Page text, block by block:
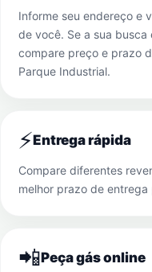
Informe seu endereço e
de você. Se a sua busca
compare preço e prazo
Parque Industrial.
⚡Entrega rápida
Compare diferentes
melhor prazo de entrega
📲Peça gás online